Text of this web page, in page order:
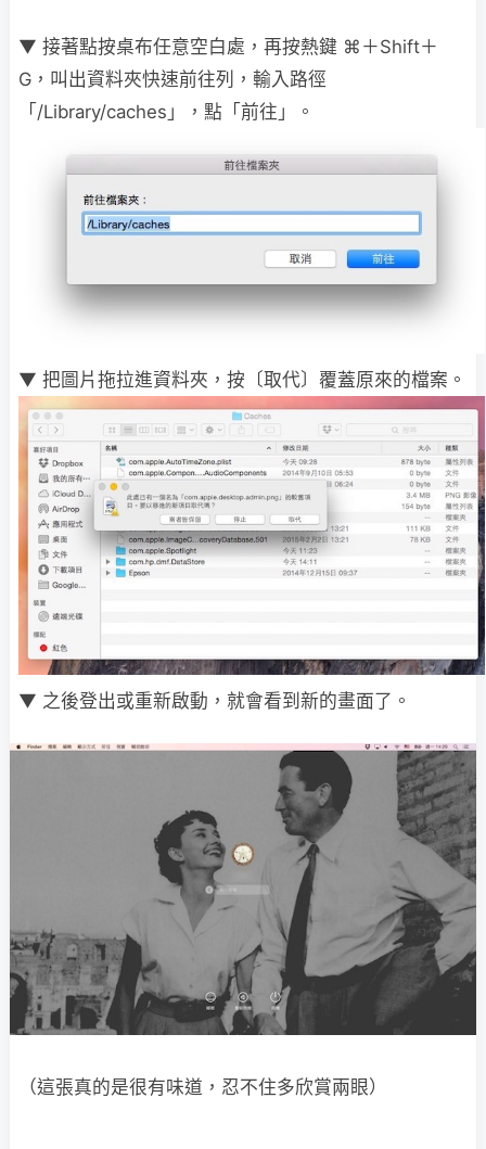
▼ 接著點按桌布任意空白處，再按熱鍵 ⌘＋Shift＋
G，叫出資料夾快速前往列，輸入路徑
「/Library/caches」，點「前往」。
▼ 把圖片拖拉進資料夾，按〔取代〕覆蓋原來的檔案。
▼ 之後登出或重新啟動，就會看到新的畫面了。
（這張真的是很有味道，忍不住多欣賞兩眼）